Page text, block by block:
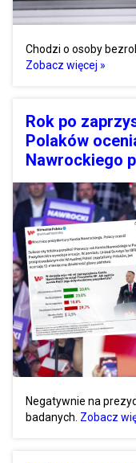
Chodzi o osoby
Zobacz więcej »
Rok po
Polaków
Nawrockiego
Negatywnie na
badanych. Zobacz